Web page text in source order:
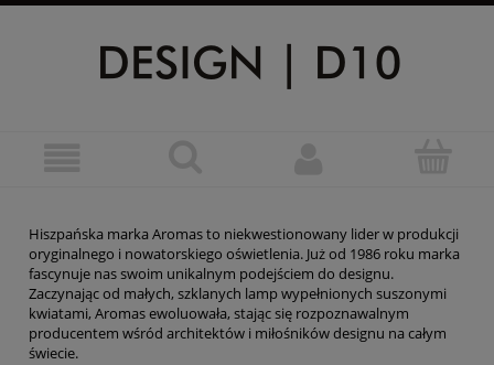
Hiszpańska marka Aromas to niekwestionowany lider w produkcji
oryginalnego i nowatorskiego oświetlenia. Już od 1986 roku marka
fascynuje nas swoim unikalnym podejściem do designu.
Zaczynając od małych, szklanych lamp wypełnionych suszonymi
kwiatami, Aromas ewoluowała, stając się rozpoznawalnym
producentem wśród architektów i miłośników designu na całym
świecie.